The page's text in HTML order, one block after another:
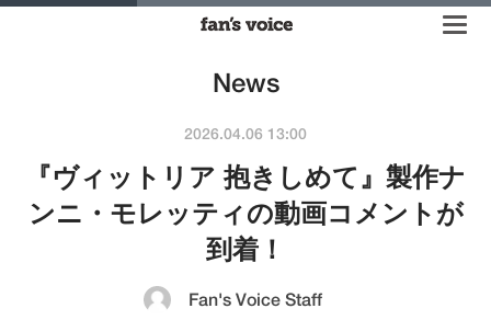
News
2026.04.06 13:00
『ヴィットリア 抱きしめて』製作ナ
ンニ・モレッティの動画コメントが
到着！
Fan's Voice Staff